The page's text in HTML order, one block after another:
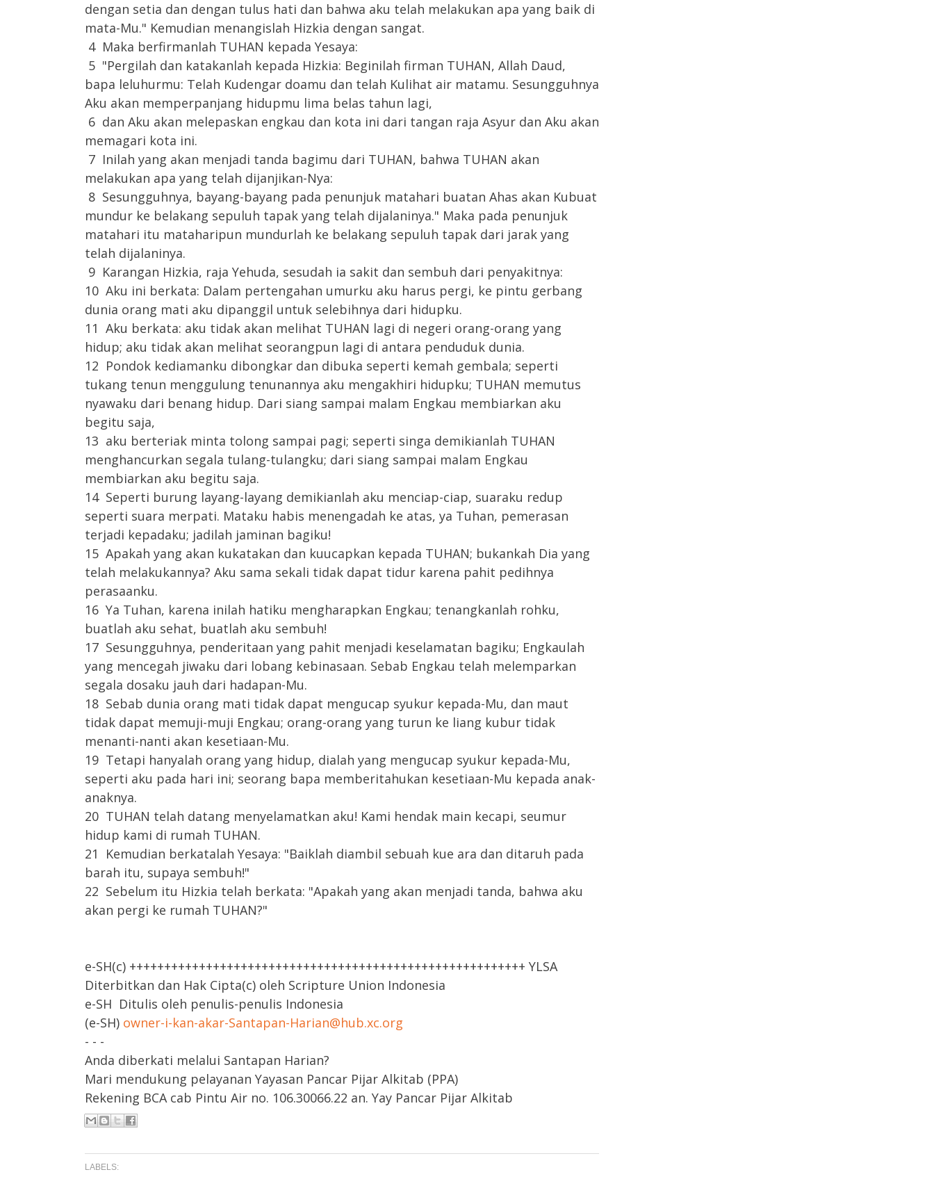
dengan setia dan dengan tulus hati dan bahwa aku telah melakukan apa yang baik di
mata-Mu." Kemudian menangislah Hizkia dengan sangat.
4 Maka berfirmanlah TUHAN kepada Yesaya:
5 "Pergilah dan katakanlah kepada Hizkia: Beginilah firman TUHAN, Allah Daud,
bapa leluhurmu: Telah Kudengar doamu dan telah Kulihat air matamu. Sesungguhnya
Aku akan memperpanjang hidupmu lima belas tahun lagi,
6 dan Aku akan melepaskan engkau dan kota ini dari tangan raja Asyur dan Aku akan
memagari kota ini.
7 Inilah yang akan menjadi tanda bagimu dari TUHAN, bahwa TUHAN akan
melakukan apa yang telah dijanjikan-Nya:
8 Sesungguhnya, bayang-bayang pada penunjuk matahari buatan Ahas akan Kubuat
mundur ke belakang sepuluh tapak yang telah dijalaninya." Maka pada penunjuk
matahari itu mataharipun mundurlah ke belakang sepuluh tapak dari jarak yang
telah dijalaninya.
9 Karangan Hizkia, raja Yehuda, sesudah ia sakit dan sembuh dari penyakitnya:
10 Aku ini berkata: Dalam pertengahan umurku aku harus pergi, ke pintu gerbang
dunia orang mati aku dipanggil untuk selebihnya dari hidupku.
11 Aku berkata: aku tidak akan melihat TUHAN lagi di negeri orang-orang yang
hidup; aku tidak akan melihat seorangpun lagi di antara penduduk dunia.
12 Pondok kediamanku dibongkar dan dibuka seperti kemah gembala; seperti
tukang tenun menggulung tenunannya aku mengakhiri hidupku; TUHAN memutus
nyawaku dari benang hidup. Dari siang sampai malam Engkau membiarkan aku
begitu saja,
13 aku berteriak minta tolong sampai pagi; seperti singa demikianlah TUHAN
menghancurkan segala tulang-tulangku; dari siang sampai malam Engkau
membiarkan aku begitu saja.
14 Seperti burung layang-layang demikianlah aku menciap-ciap, suaraku redup
seperti suara merpati. Mataku habis menengadah ke atas, ya Tuhan, pemerasan
terjadi kepadaku; jadilah jaminan bagiku!
15 Apakah yang akan kukatakan dan kuucapkan kepada TUHAN; bukankah Dia yang
telah melakukannya? Aku sama sekali tidak dapat tidur karena pahit pedihnya
perasaanku.
16 Ya Tuhan, karena inilah hatiku mengharapkan Engkau; tenangkanlah rohku,
buatlah aku sehat, buatlah aku sembuh!
17 Sesungguhnya, penderitaan yang pahit menjadi keselamatan bagiku; Engkaulah
yang mencegah jiwaku dari lobang kebinasaan. Sebab Engkau telah melemparkan
segala dosaku jauh dari hadapan-Mu.
18 Sebab dunia orang mati tidak dapat mengucap syukur kepada-Mu, dan maut
tidak dapat memuji-muji Engkau; orang-orang yang turun ke liang kubur tidak
menanti-nanti akan kesetiaan-Mu.
19 Tetapi hanyalah orang yang hidup, dialah yang mengucap syukur kepada-Mu,
seperti aku pada hari ini; seorang bapa memberitahukan kesetiaan-Mu kepada anak-
anaknya.
20 TUHAN telah datang menyelamatkan aku! Kami hendak main kecapi, seumur
hidup kami di rumah TUHAN.
21 Kemudian berkatalah Yesaya: "Baiklah diambil sebuah kue ara dan ditaruh pada
barah itu, supaya sembuh!"
22 Sebelum itu Hizkia telah berkata: "Apakah yang akan menjadi tanda, bahwa aku
akan pergi ke rumah TUHAN?"
e-SH(c) +++++++++++++++++++++++++++++++++++++++++++++++++++++++++ YLSA
Diterbitkan dan Hak Cipta(c) oleh Scripture Union Indonesia
e-SH Ditulis oleh penulis-penulis Indonesia
(e-SH) owner-i-kan-akar-Santapan-Harian@hub.xc.org
- - -
Anda diberkati melalui Santapan Harian?
Mari mendukung pelayanan Yayasan Pancar Pijar Alkitab (PPA)
Rekening BCA cab Pintu Air no. 106.30066.22 an. Yay Pancar Pijar Alkitab
LABELS: